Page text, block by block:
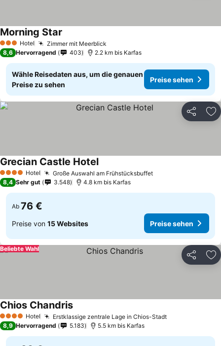
3 SterneHotel Zimmer mit Meerblick
Morning Star
8,6 Hervorragend 403 2.2 km bis Karfas
Wähle Reisedaten aus, um die genauen
Preise zu sehen
Preise sehen
Teilen
4 Sterne Hotel Große Auswahl am Frühstücksbuffet
Grecian Castle Hotel
8,4 Sehr gut 3.548 4.8 km bis Karfas
Ab 76 €
Preise von 15 Websites Preise sehen
Teilen
Beliebte Wahl
4 Sterne Hotel Erstklassige zentrale Lage in Chios-Stadt
Chios Chandris
8,9 Hervorragend 5.183 5.5 km bis Karfas